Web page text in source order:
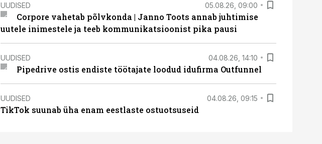
UUDISED 05.08.26, 09:00
Corpore vahetab põlvkonda | Janno Toots annab juhtimise
uutele inimestele ja teeb kommunikatsioonist pika pausi
UUDISED 04.08.26, 14:10
Pipedrive ostis endiste töötajate loodud idufirma Outfunnel
UUDISED 04.08.26, 09:15
TikTok suunab üha enam eestlaste ostuotsuseid